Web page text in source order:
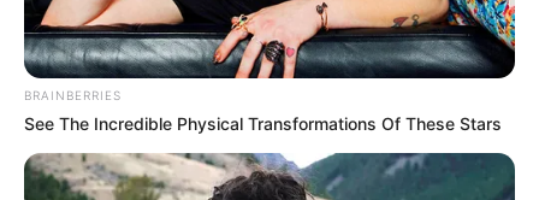
Suchen:
BRAINBERRIES
See The Incredible Physical Transformations Of These Stars